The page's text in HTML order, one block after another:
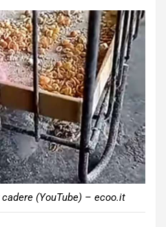
(YouTube) – ecoo.it